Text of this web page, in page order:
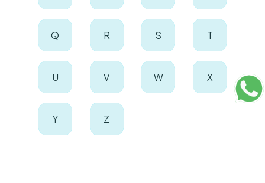
Q R S T
U V W X
Y Z